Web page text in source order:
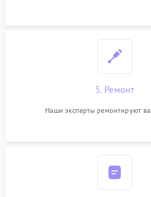
5. Ремонт
Наши эксперты ремонтируют